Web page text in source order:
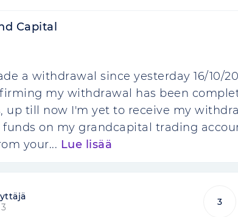
Capital
a withdrawal since yesterday 16/10/
my withdrawal has been
up till now I'm yet to receive my
on my grandcapital trading
your... Lue lisää
3